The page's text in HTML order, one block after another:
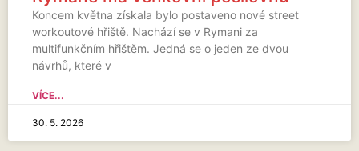
Koncem května získala bylo postaveno nové street
workoutové hřiště. Nachází se v Rymani za
multifunkčním hřištěm. Jedná se o jeden ze dvou
návrhů, které v
VÍCE...
30. 5. 2026